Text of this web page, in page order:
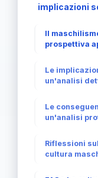
implicazioni
Il
prospettiva
Le
un'analisi
Le
un'analisi
Riflessioni
cultura